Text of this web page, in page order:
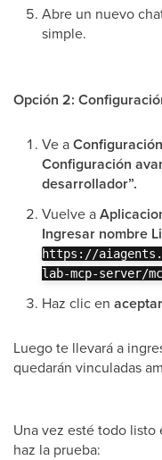
Abre un nuevo
simple.
Opción 2:
Ve a
Configuración
desarrollador”.
Vuelve a
Ingresar nombre
https://
lab-mcp-server/
Haz clic en
Luego te llevará a
quedarán vinculadas
Una vez esté todo listo
haz la prueba: